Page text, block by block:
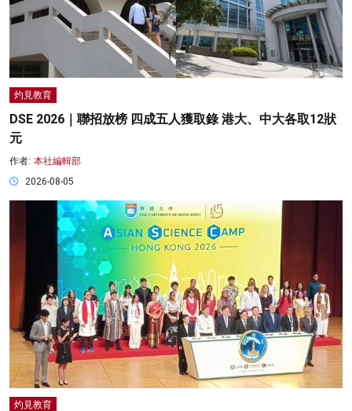
灼見教育
DSE 2026｜聯招放榜 四成五人獲取錄 港大、中大各取12狀
元
作者: 本社編輯部
2026-08-05
灼見教育